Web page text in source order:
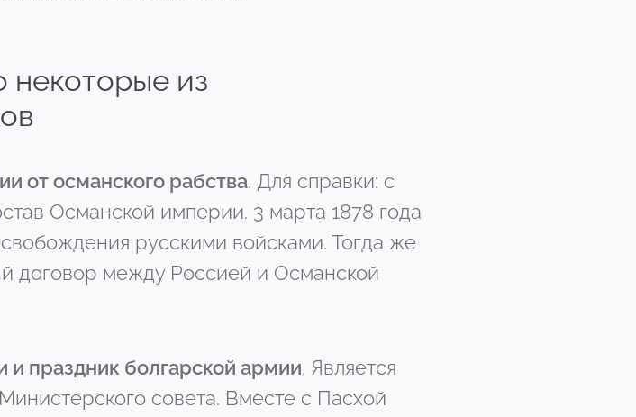
некоторые из
от османского рабства. Для справки: с
Османской империи. 3 марта 1878 года
русскими войсками. Тогда же
договор между Россией и Османской
и праздник болгарской армии. Является
совета. Вместе с Пасхой